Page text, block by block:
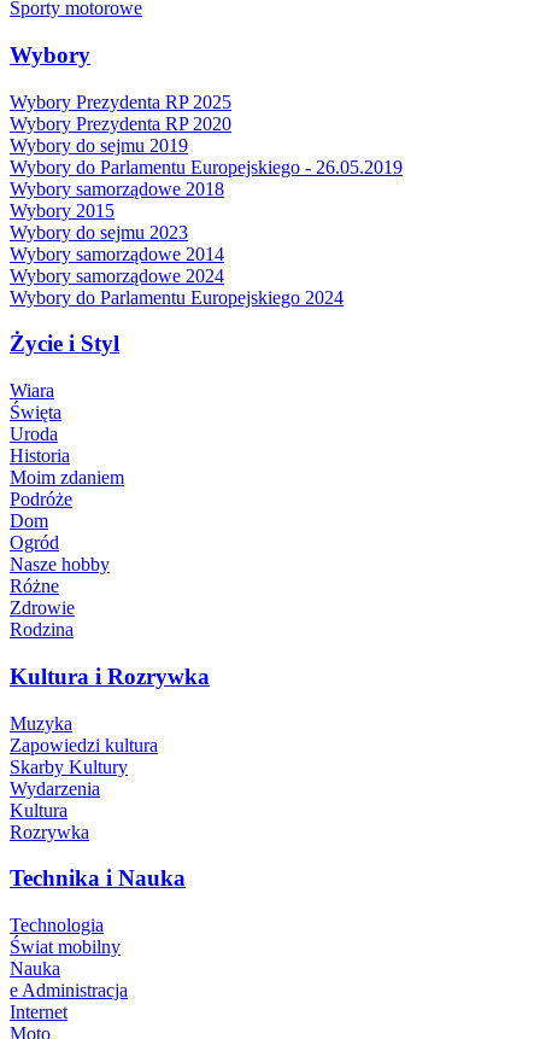
Sporty motorowe
Wybory
Wybory Prezydenta RP 2025
Wybory Prezydenta RP 2020
Wybory do sejmu 2019
Wybory do Parlamentu Europejskiego - 26.05.2019
Wybory samorządowe 2018
Wybory 2015
Wybory do sejmu 2023
Wybory samorządowe 2014
Wybory samorządowe 2024
Wybory do Parlamentu Europejskiego 2024
Życie i Styl
Wiara
Święta
Uroda
Historia
Moim zdaniem
Podróże
Dom
Ogród
Nasze hobby
Różne
Zdrowie
Rodzina
Kultura i Rozrywka
Muzyka
Zapowiedzi kultura
Skarby Kultury
Wydarzenia
Kultura
Rozrywka
Technika i Nauka
Technologia
Świat mobilny
Nauka
e Administracja
Internet
Moto